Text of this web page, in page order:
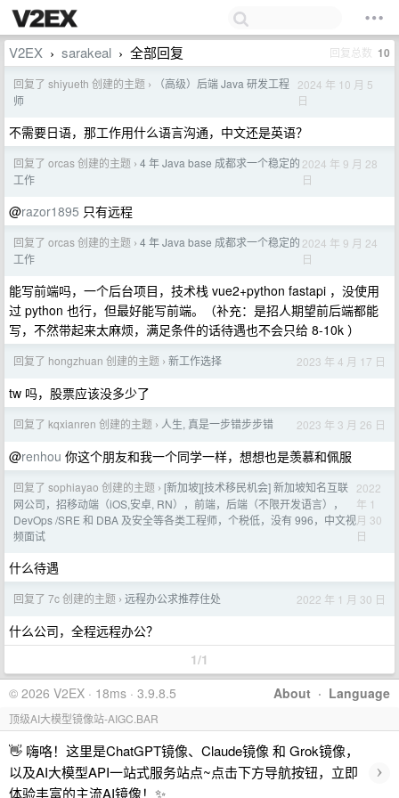
V2EX › sarakeal › 全部回复 回复总数 10
回复了 shiyueth 创建的主题 ›
（高级）后端 Java 研发工程
师
2024 年 10 月 5
日
不需要日语，那工作用什么语言沟通，中文还是英语？
回复了 orcas 创建的主题 › 4 年 Java base 成都求一个稳定的
工作
2024 年 9 月 28
日
@razor1895 只有远程
回复了 orcas 创建的主题 › 4 年 Java base 成都求一个稳定的
工作
2024 年 9 月 24
日
能写前端吗，一个后台项目，技术栈 vue2+python fastapi ，没使用
过 python 也行，但最好能写前端。（补充：是招人期望前后端都能
写，不然带起来太麻烦，满足条件的话待遇也不会只给 8-10k ）
回复了 hongzhuan 创建的主题 › 新工作选择 2023 年 4 月 17 日
tw 吗，股票应该没多少了
回复了 kqxianren 创建的主题 › 人生, 真是一步错步步错 2023 年 3 月 26 日
@renhou 你这个朋友和我一个同学一样，想想也是羡慕和佩服
回复了 sophiayao 创建的主题 › [新加坡][技术移民机会] 新加坡知名互联
网公司，招移动端（iOS,安卓, RN），前端，后端（不限开发语言），
DevOps /SRE 和 DBA 及安全等各类工程师，个税低，没有 996，中文视
频面试
2022
年 1
月 30
日
什么待遇
回复了 7c 创建的主题 › 远程办公求推荐住处 2022 年 1 月 30 日
什么公司，全程远程办公？
1/1
About · Language
© 2026 V2EX · 18ms · 3.9.8.5
顶级AI大模型镜像站-AIGC.BAR
👋 嗨咯！这里是ChatGPT镜像、Claude镜像 和 Grok镜像，
以及AI大模型API一站式服务站点~点击下方导航按钮，立即
体验丰富的主流AI镜像！✨
›